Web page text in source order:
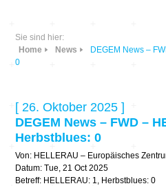
Sie sind hier:
Home
News
DEGEM News –
0
[ 26. Oktober 2025 ]
DEGEM News – FWD –
Herbstblues: 0
Von: HELLERAU – Europäisches
Datum: Tue, 21 Oct 2025
Betreff: HELLERAU: 1, Herbstblues: 0